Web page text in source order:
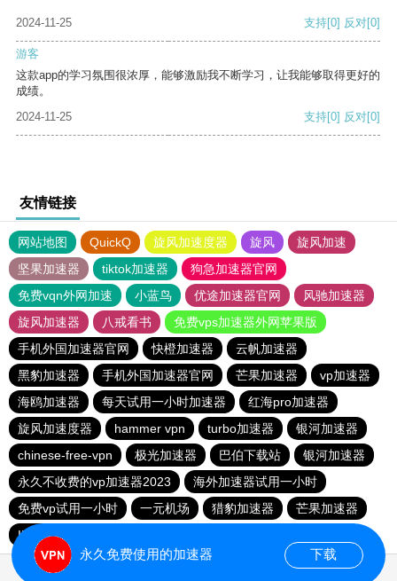
2024-11-25 支持[0] 反对[0]
游客
这款app的学习氛围很浓厚，能够激励我不断学习，让我能够取得更好的
成绩。
2024-11-25
支持[0] 反对[0]
友情链接
网站地图 QuickQ 旋风加速度器 旋风
旋风加速
坚果加速器
tiktok加速器
狗急加速器官网
免费vqn外网加速
小蓝鸟 优途加速器官网
风驰加速器
旋风加速器
八戒看书
免费vps加速器外网苹果版
手机外国加速器官网
快橙加速器
云帆加速器
黑豹加速器
手机外国加速器官网 芒果加速器
vp加速器
海鸥加速器
每天试用一小时加速器
红海pro加速器
旋风加速度器
hammer vpn turbo加速器
银河加速器
chinese-free-vpn
极光加速器 巴伯下载站
银河加速器
永久不收费的vp加速器2023
海外加速器试用一小时
免费vp试用一小时
一元机场 猎豹加速器
芒果加速器
INS下载站
永久免费使用的加速器 下载